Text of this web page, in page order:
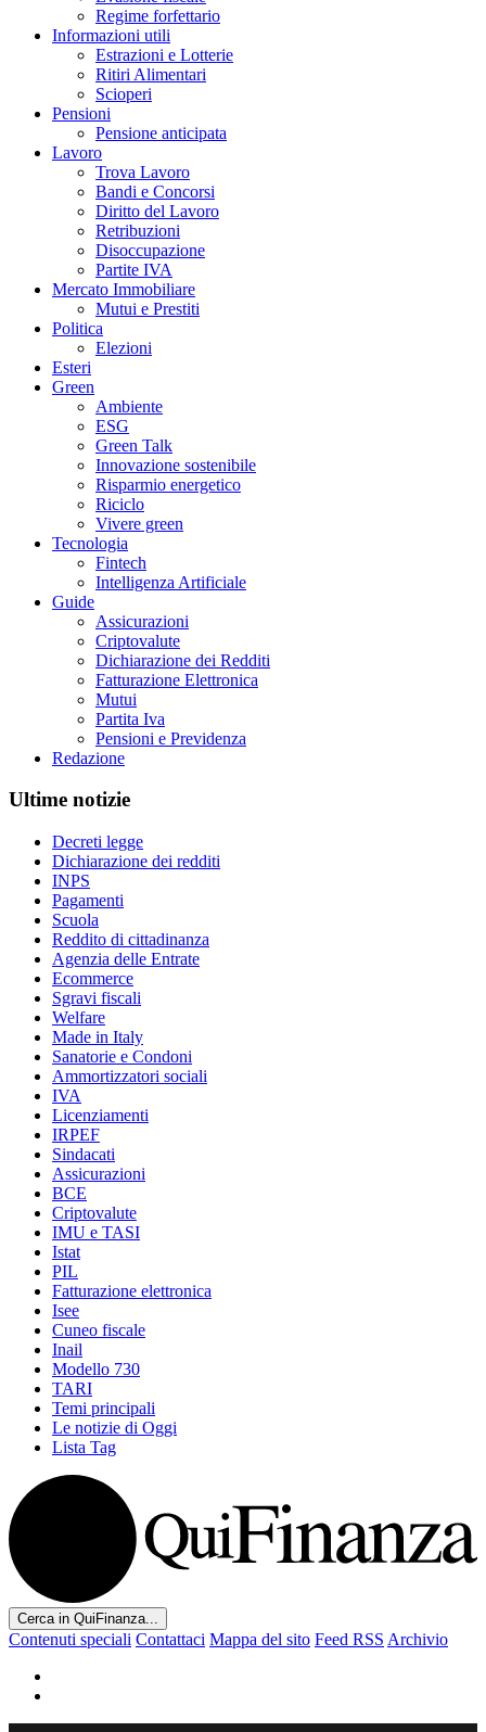
Regime forfettario
Informazioni utili
Estrazioni e Lotterie
Ritiri Alimentari
Scioperi
Pensioni
Pensione anticipata
Lavoro
Trova Lavoro
Bandi e Concorsi
Diritto del Lavoro
Retribuzioni
Disoccupazione
Partite IVA
Mercato Immobiliare
Mutui e Prestiti
Politica
Elezioni
Esteri
Green
Ambiente
ESG
Green Talk
Innovazione sostenibile
Risparmio energetico
Riciclo
Vivere green
Tecnologia
Fintech
Intelligenza Artificiale
Guide
Assicurazioni
Criptovalute
Dichiarazione dei Redditi
Fatturazione Elettronica
Mutui
Partita Iva
Pensioni e Previdenza
Redazione
Ultime notizie
Decreti legge
Dichiarazione dei redditi
INPS
Pagamenti
Scuola
Reddito di cittadinanza
Agenzia delle Entrate
Ecommerce
Sgravi fiscali
Welfare
Made in Italy
Sanatorie e Condoni
Ammortizzatori sociali
IVA
Licenziamenti
IRPEF
Sindacati
Assicurazioni
BCE
Criptovalute
IMU e TASI
Istat
PIL
Fatturazione elettronica
Isee
Cuneo fiscale
Inail
Modello 730
TARI
Temi principali
Le notizie di Oggi
Lista Tag
Cerca in QuiFinanza...
Contenuti speciali Contattaci Mappa del sito Feed RSS Archivio